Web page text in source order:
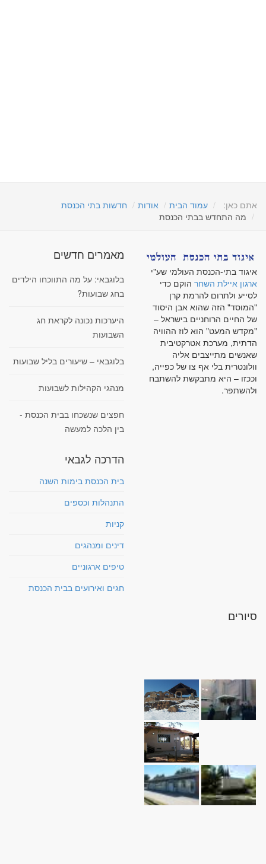
אתם כאן: עמוד הבית אודות
חדשות בתי הכנסת
מה התחדש בבתי הכנסת
איגוד בתי-הכנסת העולמי שע"י
ארגון איילת השחר הוקם כדי
לסייע ולתרום להרמת קרן
"המוסד" הזה שהוא אבן היסוד
של החיים הרוחניים בישראל –
"מקדש המעט" הוא לוז ההוויה
הדתית, מערכת אטרקטיבית
שאנשים מתייצבים אליה
וולונטרית בלי אף צו של כפייה,
וככזו – היא מתבקשת להשתבח
ולהשתפר.
מאמרים חדשים
בלוגבאי: על מה התווכחו הילדים
בחג שבועות?
היערכות נכונה לקראת חג
השבועות
בלוגבאי – שיעורים בליל שבועות
מנהגי הקהילות לשבועות
חפצים שנשכחו בבית הכנסת -
בין הלכה למעשה
הדרכה לגבאי
בית הכנסת בימות השנה
התנהלות וכספים
קניות
דינים ומנהגים
טיפים ארגוניים
חגים ואירועים בבית הכנסת
סיורים